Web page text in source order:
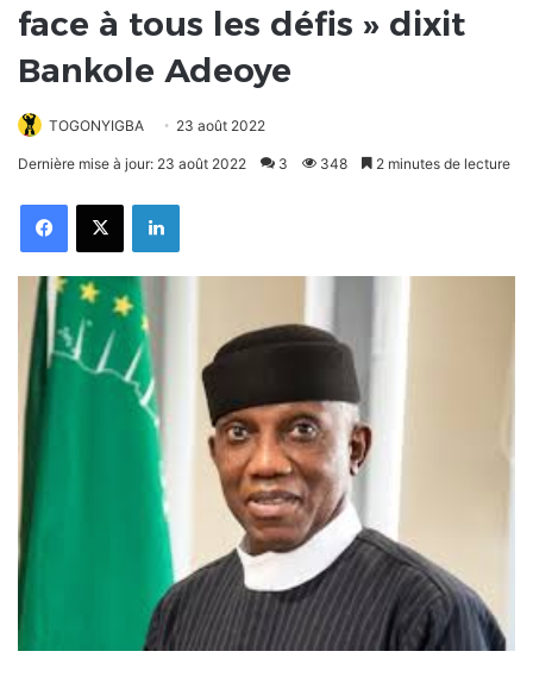
face à tous les défis » dixit
Bankole Adeoye
TOGONYIGBA 23 août 2022
Dernière mise à jour: 23 août 2022 3 348 2 minutes de lecture
FacebookX Linkedin